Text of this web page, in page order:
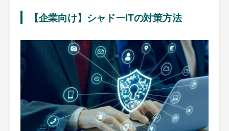
【企業向け】シャドーITの対策方法